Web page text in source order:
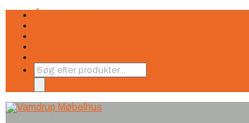
Products
search